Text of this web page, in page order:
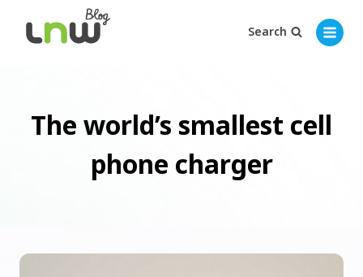
Search
The world’s smallest cell
phone charger